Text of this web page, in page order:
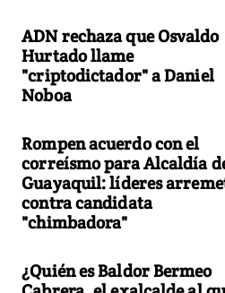
ADN rechaza que Osvaldo
Hurtado llame
"criptodictador" a Daniel
Noboa
Rompen acuerdo con el
correísmo para Alcaldía
Guayaquil: líderes
contra candidata
"chimbadora"
¿Quién es Baldor Bermeo